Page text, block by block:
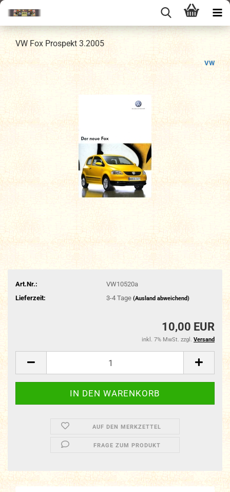
VW Fox Prospekt 3.2005
VW
Art.Nr.:
VW10520a
Lieferzeit:
3-4 Tage (Ausland abweichend)
10,00 EUR
inkl. 7% MwSt. zzgl. Versand
AUF DEN MERKZETTEL
FRAGE ZUM PRODUKT